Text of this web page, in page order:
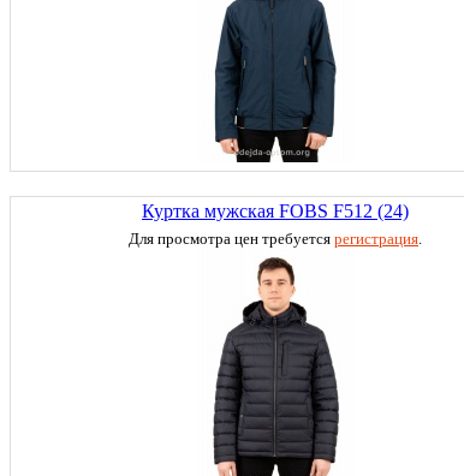
Куртка мужская FOBS F512 (24)
Для просмотра цен требуется регистрация